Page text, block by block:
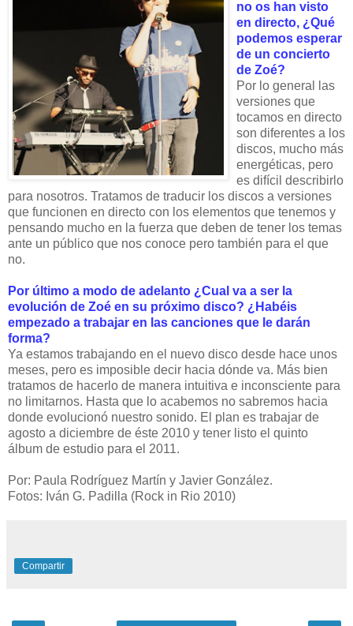
no os han visto
en directo, ¿Qué
podemos esperar
de un concierto
de Zoé?
Por lo general las
versiones que
tocamos en directo
son diferentes a los
discos, mucho más
energéticas, pero
es difícil describirlo
para nosotros. Tratamos de traducir los discos a versiones
que funcionen en directo con los elementos que tenemos y
pensando mucho en la fuerza que deben de tener los temas
ante un público que nos conoce pero también para el que
no.
Por último a modo de adelanto ¿Cual va a ser la
evolución de Zoé en su próximo disco? ¿Habéis
empezado a trabajar en las canciones que le darán
forma?
Ya estamos trabajando en el nuevo disco desde hace unos
meses, pero es imposible decir hacia dónde va. Más bien
tratamos de hacerlo de manera intuitiva e inconsciente para
no limitarnos. Hasta que lo acabemos no sabremos hacia
donde evolucionó nuestro sonido. El plan es trabajar de
agosto a diciembre de éste 2010 y tener listo el quinto
álbum de estudio para el 2011.
Por: Paula Rodríguez Martín y Javier González.
Fotos: Iván G. Padilla (Rock in Rio 2010)
Compartir